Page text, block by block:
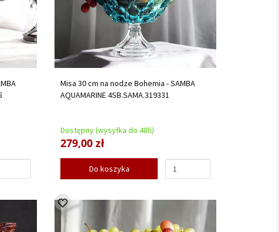
Misa 30 cm na nodze Bohemia - SAMBA
AQUAMARINE 4SB.SAMA.319331
Dostępny (wysyłka do 48h)
279,00 zł
Do koszyka